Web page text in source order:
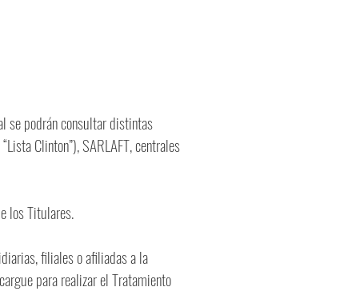
se podrán consultar distintas
Clinton”), SARLAFT, centrales
los Titulares.
filiales o afiliadas a la
para realizar el Tratamiento